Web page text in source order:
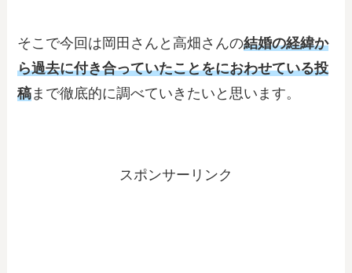
そこで今回は岡田さんと高畑さんの結婚の経緯か
ら過去に付き合っていたことをにおわせている投
稿まで徹底的に調べていきたいと思います。
スポンサーリンク